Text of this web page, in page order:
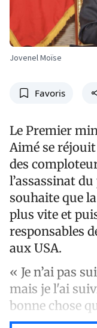
Jovenel Moïse
Favoris
Le Premier
Aimé se
des
l’assassinat
souhaite que
plus vite et
responsables
aux USA.
« Je n’ai pas
mais je l'ai
bonne chose